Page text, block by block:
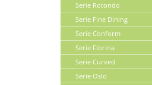
Serie Rotondo
Serie Fine Dining
Serie Conform
Serie Florina
Serie Curved
Serie Oslo